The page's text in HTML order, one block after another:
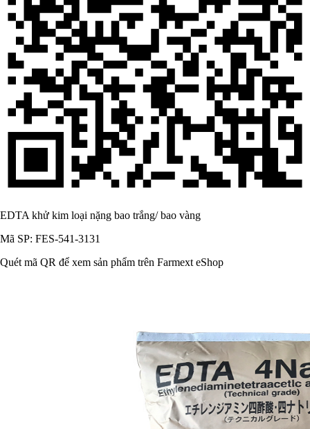
EDTA khử kim loại nặng bao trắng/ bao vàng
Mã SP: FES-541-3131
Quét mã QR để xem sản phẩm trên Farmext eShop